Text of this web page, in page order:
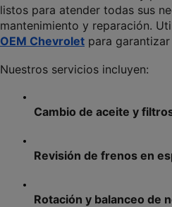
listos para atender todas sus
mantenimiento y reparación.
OEM Chevrolet para
Nuestros servicios incluyen:
Cambio de aceite y
Revisión de frenos en
Rotación y balanceo de